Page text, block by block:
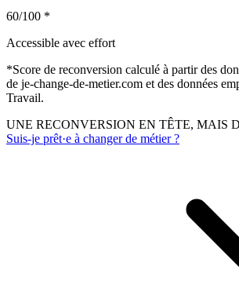
60/100 *
Accessible avec effort
*Score de reconversion calculé à partir des
de je-change-de-metier.com et des données
Travail.
UNE RECONVERSION EN TÊTE, MAIS
Suis-je prêt·e à changer de métier ?